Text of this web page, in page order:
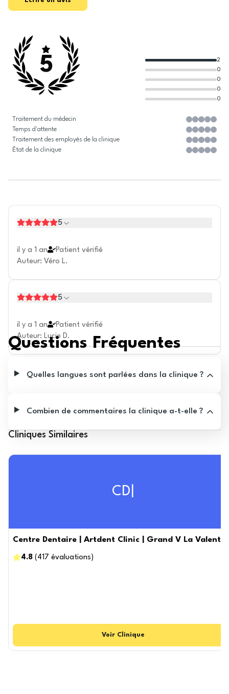
5
0
0
0
0
2
Traitement du médecin
Temps d'attente
Traitement des employés de la clinique
État de la clinique
5
il y a 1 an
Patient vérifié
Auteur: Véro L.
5
il y a 1 an
Patient vérifié
Auteur: Lucie D.
Questions Fréquentes
Quelles langues sont parlées dans la clinique ?
Combien de commentaires la clinique a-t-elle ?
Cliniques Similaires
CD|
Centre Dentaire | Artdent Clinic | Grand V La
4.8 ( 417 évaluations )
Voir Clinique